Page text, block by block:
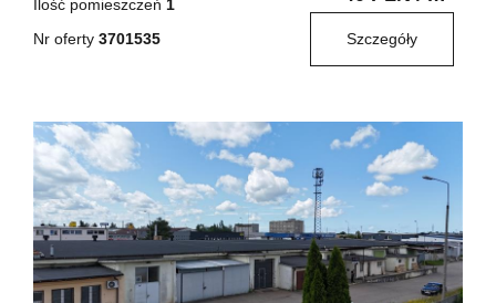
Ilość pomieszczeń 1
Nr oferty 3701535 Szczegóły